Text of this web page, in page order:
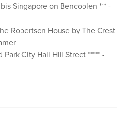
Singapore on Bencoolen *** -
Robertson House by The Crest
City Hall Hill Street ***** -